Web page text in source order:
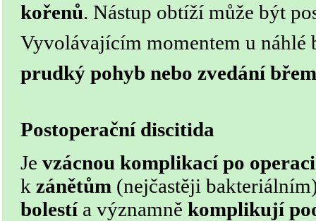
kořenů. Nástup obtíží může být
Vyvolávajícím momentem u náhlé
prudký pohyb nebo zvedání
Postoperační discitida
Je vzácnou komplikací po
k zánětům (nejčastěji
bolestía významně komplikují